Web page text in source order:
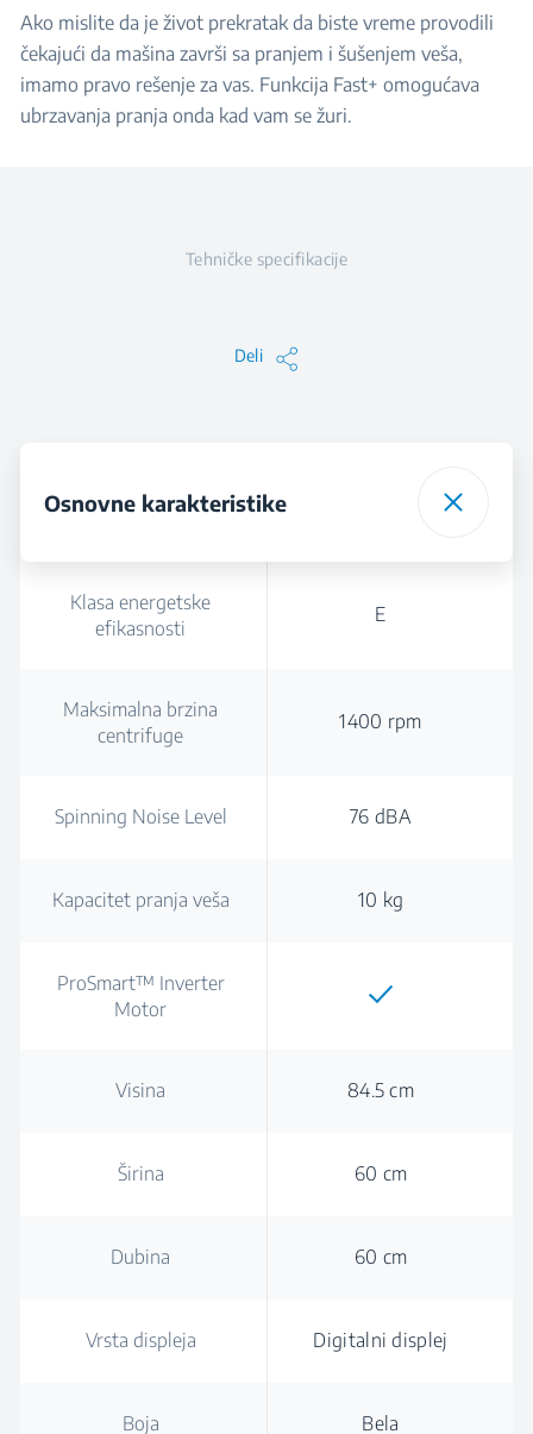
Ako mislite da je život prekratak da biste vreme provodili
čekajući da mašina završi sa pranjem i šušenjem veša,
imamo pravo rešenje za vas. Funkcija Fast+ omogućava
ubrzavanja pranja onda kad vam se žuri.
Tehničke specifikacije
Deli
Osnovne karakteristike
Klasa energetske
efikasnosti
E
Maksimalna brzina
centrifuge
1400 rpm
Spinning Noise Level 76 dBA
Kapacitet pranja veša 10 kg
ProSmart™ Inverter
Motor
Visina 84.5 cm
Širina 60 cm
Dubina 60 cm
Vrsta displeja Digitalni displej
Boja Bela